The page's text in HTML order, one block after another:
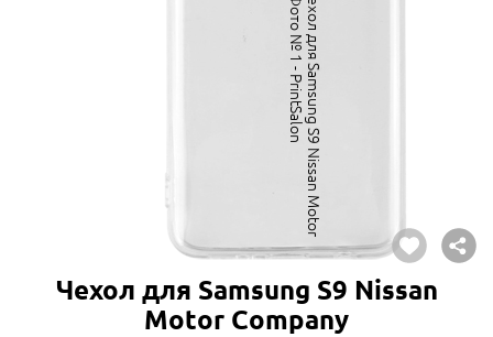
Чехол для Samsung S9 Nissan
Motor Company